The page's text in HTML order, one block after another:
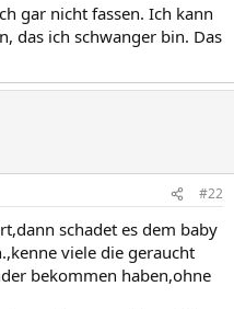
gar nicht fassen. Ich kann
das ich schwanger bin. Das
#22
schadet es dem baby
viele die geraucht
bekommen haben,ohne